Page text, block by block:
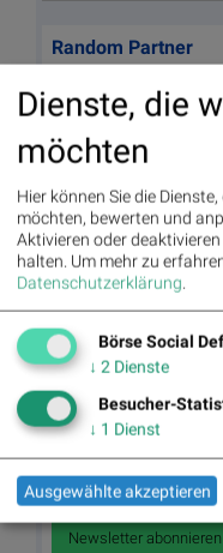
Random Partner
AT&S
produziert
präsent.
>> Besuchen Sie 55
social.com/partner
Useletter
kostenfrei anmelden.
Newsletter abonnieren
Dienste, die
möchten
Hier können Sie die
möchten, bewerten und
Aktivieren oder
halten. Um mehr zu
Datenschutzerklärung.
Börse Social
↓ 2 Dienste
Besucher-
↓ 1 Dienst
Ausgewählte akzeptieren